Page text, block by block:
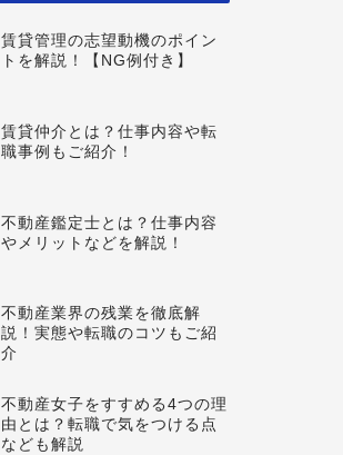
賃貸管理の志望動機のポイン
トを解説！【NG例付き】
賃貸仲介とは？仕事内容や転
職事例もご紹介！
不動産鑑定士とは？仕事内容
やメリットなどを解説！
不動産業界の残業を徹底解
説！実態や転職のコツもご紹
介
不動産女子をすすめる4つの理
由とは？転職で気をつける点
なども解説